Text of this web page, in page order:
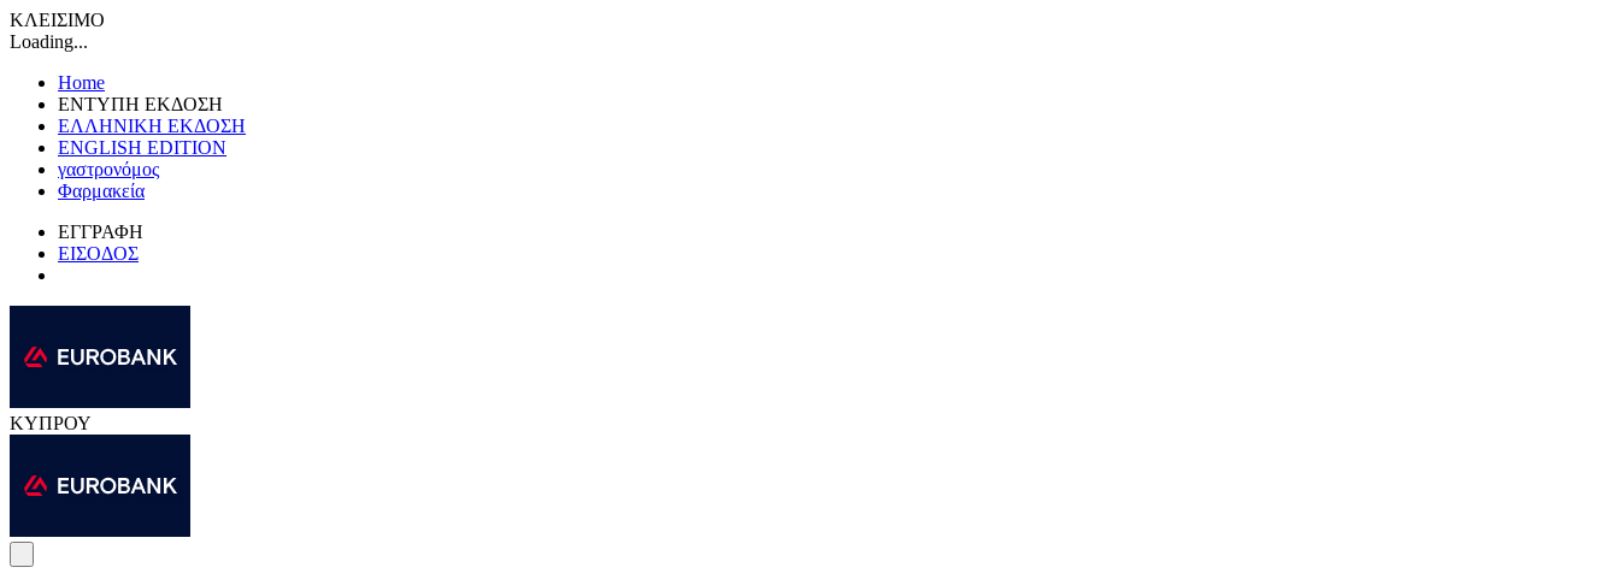
ΚΛΕΙΣΙΜΟ
Loading...
Home
ΕΝΤΥΠΗ ΕΚΔΟΣΗ
ΕΛΛΗΝΙΚΗ ΕΚΔΟΣΗ
ENGLISH EDITION
γαστρονόμος
Φαρμακεία
ΕΓΓΡΑΦΗ
ΕΙΣΟΔΟΣ
ΚΥΠΡΟΥ